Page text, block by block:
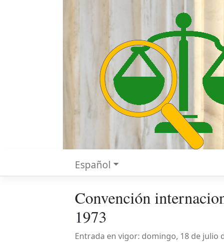
Español
Convención
1973
Entrada en vigor: domingo, 18 de julio